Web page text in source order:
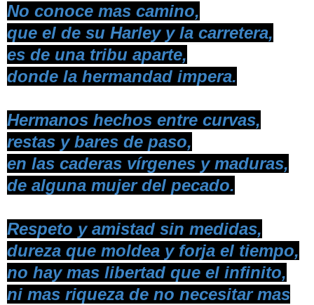
No conoce mas camino,
que el de su Harley y la carretera,
es de una tribu aparte,
donde la hermandad impera.
Hermanos hechos entre curvas,
restas y bares de paso,
en las caderas vírgenes y maduras,
de alguna mujer del pecado.
Respeto y amistad sin medidas,
dureza que moldea y forja el tiempo,
no hay mas libertad que el infinito,
ni mas riqueza de no necesitar mas